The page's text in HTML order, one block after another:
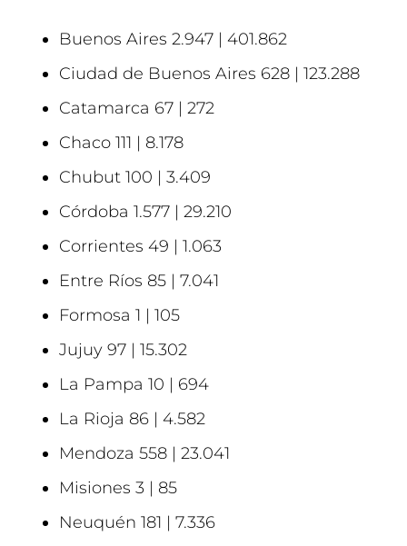
Buenos Aires 2.947 | 401.862
Ciudad de Buenos Aires 628 | 123.288
Catamarca 67 | 272
Chaco 111 | 8.178
Chubut 100 | 3.409
Córdoba 1.577 | 29.210
Corrientes 49 | 1.063
Entre Ríos 85 | 7.041
Formosa 1 | 105
Jujuy 97 | 15.302
La Pampa 10 | 694
La Rioja 86 | 4.582
Mendoza 558 | 23.041
Misiones 3 | 85
Neuquén 181 | 7.336